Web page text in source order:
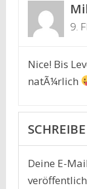
9.
Nice! Bis
natÃ¼rlich
Deine E-